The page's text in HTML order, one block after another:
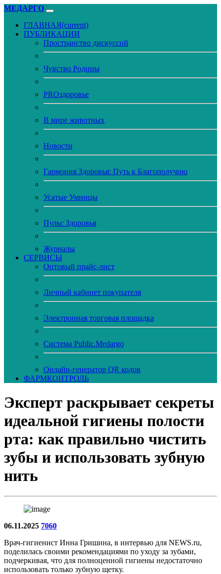
МЕДАРГО
ГЛАВНАЯ(current)
ПУБЛИКАЦИИ
Пространство дискуссий
Чувство Родины
PROздоровье
В мире животных
Новости
Гармония Здоровья: Путь к Благополучию
Усатые Умницы
Пульс Здоровья
Журналы
CЕРВИСЫ
Оптовый прайс-лист
Личный кабинет покупателя
Электронная торговая площадка
Система Public.Medargo
Онлайн-генератор QR кодов
ФАРМКОНТРОЛЬ
Эксперт раскрывает секреты
идеальной гигиены полости
рта: как правильно чистить
зубы и использовать зубную
нить
06.11.2025 7060
Врач-гигиенист Инна Гришина, в интервью для NEWS.ru,
поделилась своими рекомендациями по уходу за зубами,
подчеркивая, что для полноценной гигиены недостаточно
использовать только зубную щетку.